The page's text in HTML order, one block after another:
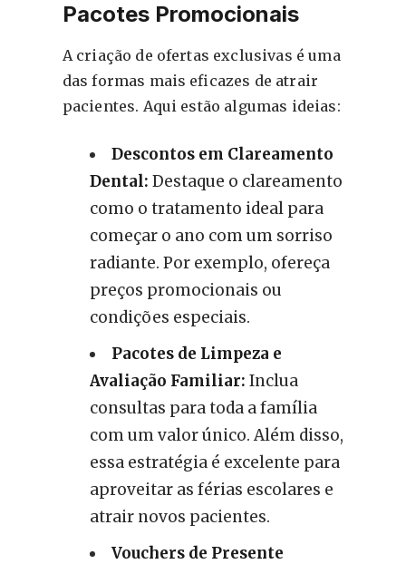
Pacotes Promocionais
A criação de ofertas exclusivas é uma
das formas mais eficazes de atrair
pacientes. Aqui estão algumas ideias:
Descontos em Clareamento
Dental: Destaque o clareamento
como o tratamento ideal para
começar o ano com um sorriso
radiante. Por exemplo, ofereça
preços promocionais ou
condições especiais.
Pacotes de Limpeza e
Avaliação Familiar: Inclua
consultas para toda a família
com um valor único. Além disso,
essa estratégia é excelente para
aproveitar as férias escolares e
atrair novos pacientes.
Vouchers de Presente